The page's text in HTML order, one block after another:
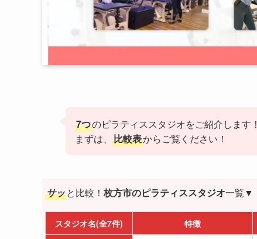
7つのピラティススタジオをご紹介します！
まずは、 比較表からご覧ください！
サッと比較！ 枚方市のピラティススタジオ一覧▼
スタジオ名(全7件) 特徴